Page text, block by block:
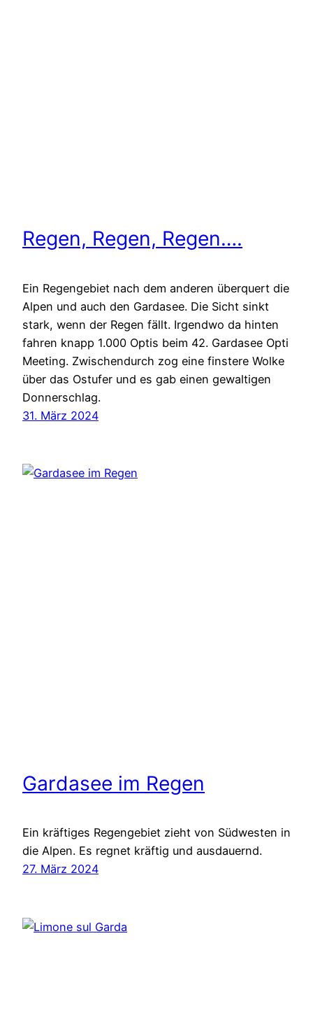
Regen, Regen, Regen….
Ein Regengebiet nach dem anderen überquert die
Alpen und auch den Gardasee. Die Sicht sinkt
stark, wenn der Regen fällt. Irgendwo da hinten
fahren knapp 1.000 Optis beim 42. Gardasee Opti
Meeting. Zwischendurch zog eine finstere Wolke
über das Ostufer und es gab einen gewaltigen
Donnerschlag.
31. März 2024
Gardasee im Regen
Ein kräftiges Regengebiet zieht von Südwesten in
die Alpen. Es regnet kräftig und ausdauernd.
27. März 2024